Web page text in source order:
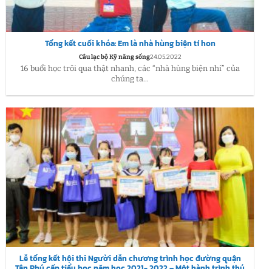
Tổng kết cuối khóa: Em là nhà hùng biện tí hon
Câu lạc bộ Kỹ năng sống24.05.2022
16 buổi học trôi qua thật nhanh, các “nhà hùng biện nhí” của
chúng ta...
Lễ tổng kết hội thi Người dẫn chương trình học đường quận